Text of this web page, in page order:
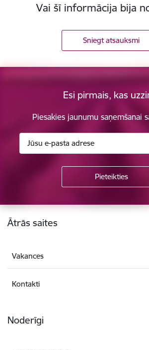
Vai šī informācija bija
Sniegt atsauksmi
Esi pirmais, kas
Piesakies jaunumu saņemšanai
Kājene
Ātrās saites
Vakances
Kontakti
Noderīgi